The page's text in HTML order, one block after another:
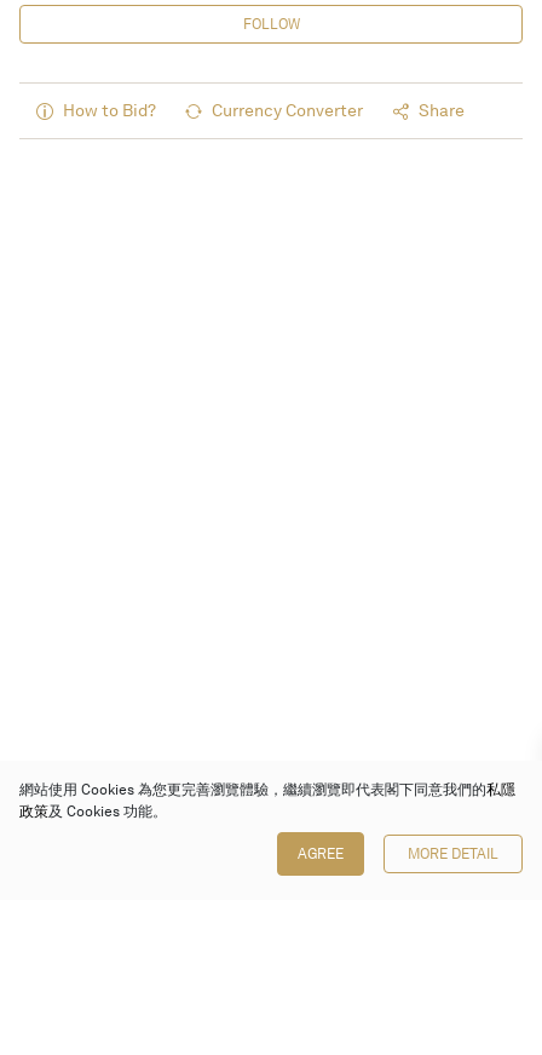
FOLLOW
How to Bid? Currency Converter Share
網站使用 Cookies 為您更完善瀏覽體驗，繼續瀏覽即代表閣下同意我們的私隱
政策及 Cookies 功能。
AGREE MORE DETAIL